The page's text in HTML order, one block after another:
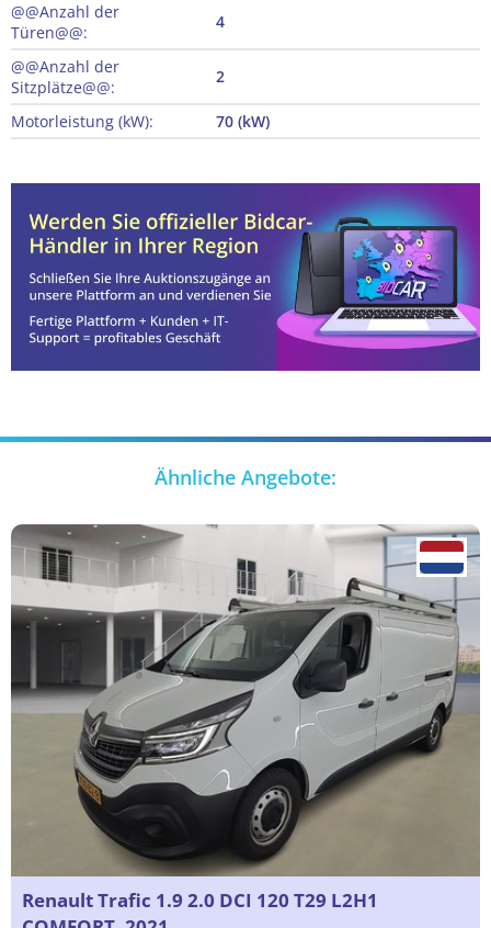
@@Anzahl der
Türen@@:
4
@@Anzahl der
Sitzplätze@@:
2
Motorleistung (kW): 70 (kW)
Ähnliche Angebote:
Renault Trafic 1.9 2.0 DCI 120 T29 L2H1